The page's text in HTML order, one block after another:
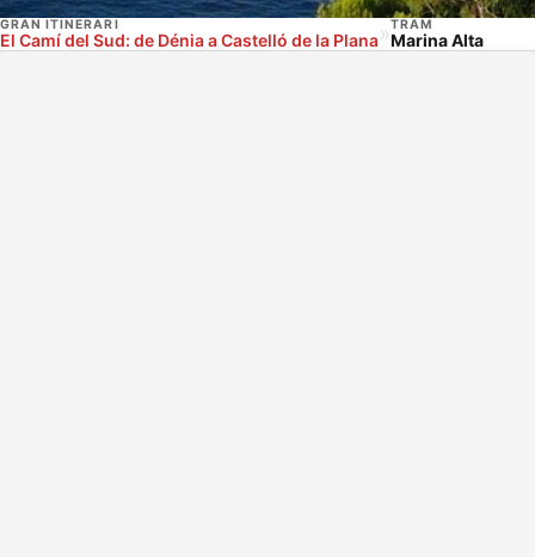
GRAN ITINERARI
El Camí del Sud: de Dénia a Castelló de la Plana»TRAM
Marina Alta